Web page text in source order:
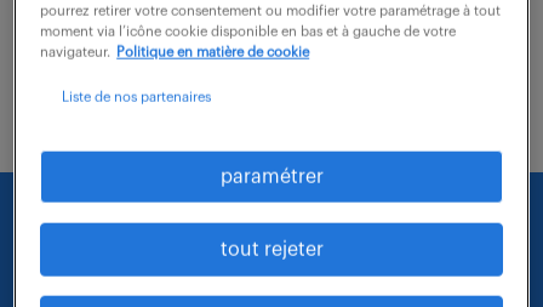
qui vous correspond parmi nos offres :
pourrez retirer votre consentement ou modifier votre paramétrage à tout
moment via l’icône cookie disponible en bas et à gauche de votre
navigateur.
Politique en matière de cookie
Liste de nos partenaires
paramétrer
tout rejeter